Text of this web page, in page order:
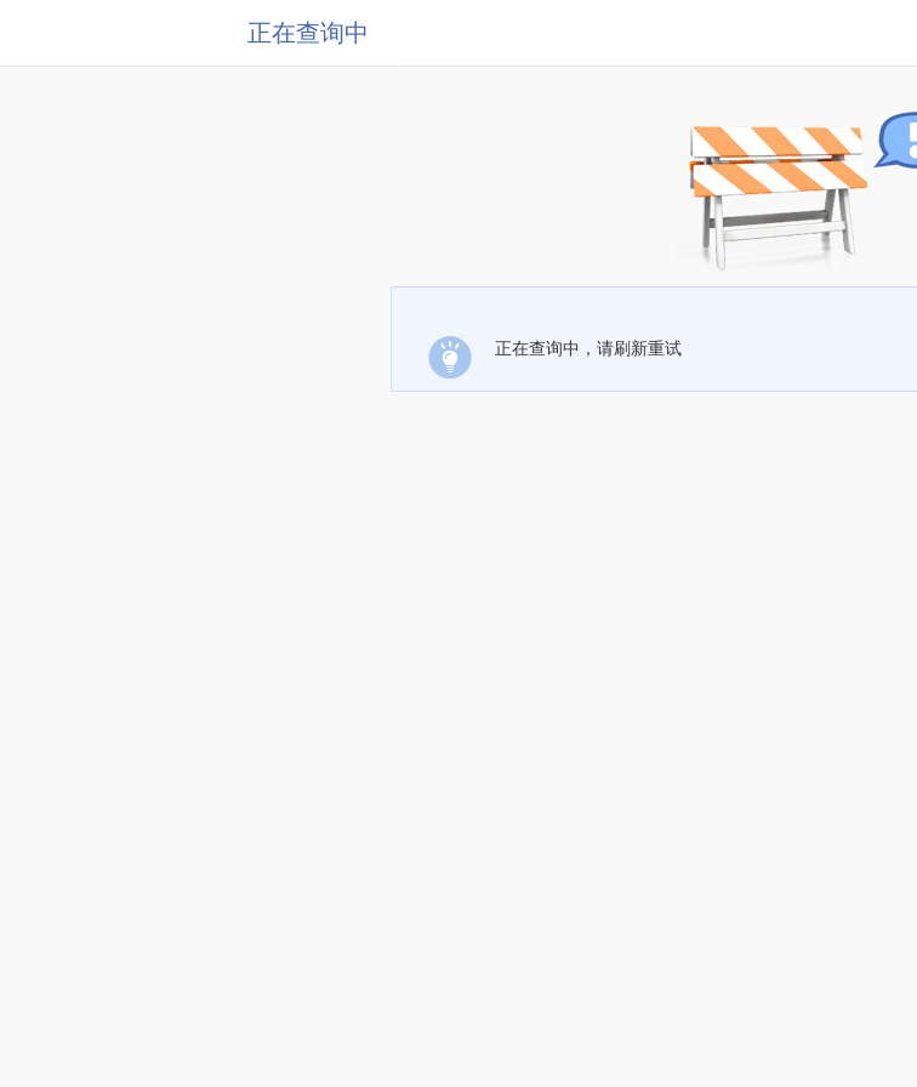
正在查询中
正在查询中，请刷新重试